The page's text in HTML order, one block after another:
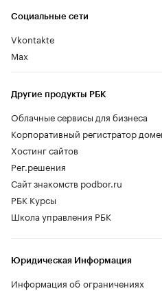
Социальные сети
Vkontakte
Max
Другие продукты РБК
Облачные сервисы для бизнеса
Корпоративный регистратор
Хостинг сайтов
Рег.решения
Сайт знакомств podbor.ru
РБК Курсы
Школа управления РБК
Юридическая Информация
Информация об ограничениях